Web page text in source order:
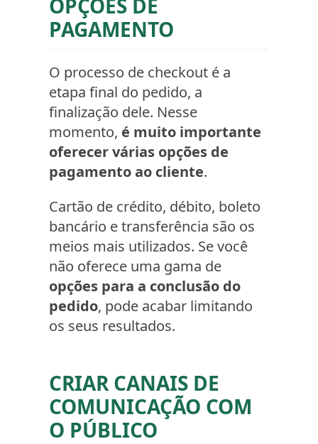
OPÇÕES DE
PAGAMENTO
O processo de checkout é a
etapa final do pedido, a
finalização dele. Nesse
momento, é muito importante
oferecer várias opções de
pagamento ao cliente.
Cartão de crédito, débito, boleto
bancário e transferência são os
meios mais utilizados. Se você
não oferece uma gama de
opções para a conclusão do
pedido, pode acabar limitando
os seus resultados.
CRIAR CANAIS DE
COMUNICAÇÃO COM
O PÚBLICO